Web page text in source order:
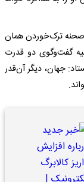
صحنه ترک‌خوردن همان
گفت‌وگوی دو قدرت
جهان، دیگر آن‌قدر